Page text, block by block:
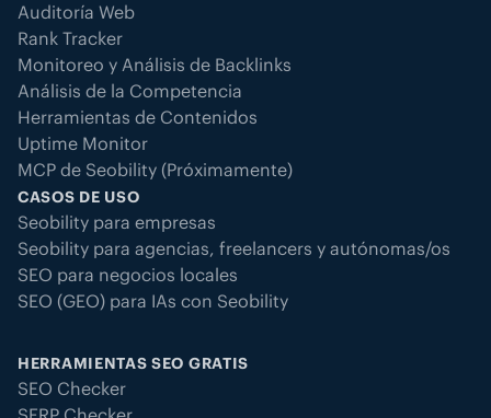
Auditoría Web
Rank Tracker
Monitoreo y Análisis de Backlinks
Análisis de la Competencia
Herramientas de Contenidos
Uptime Monitor
MCP de Seobility (Próximamente)
CASOS DE USO
Seobility para empresas
Seobility para agencias, freelancers y autónomas/os
SEO para negocios locales
SEO (GEO) para IAs con Seobility
HERRAMIENTAS SEO GRATIS
SEO Checker